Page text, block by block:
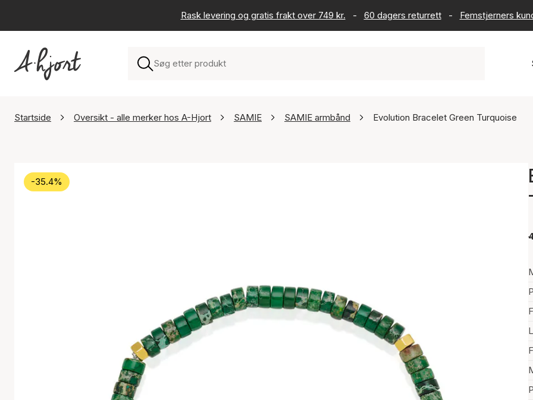
Rask levering og gratis frakt over 749 kr. - 60 dagers returrett - Femstjerners
Startside Oversikt - alle merker hos A-Hjort SAMIE SAMIE armbånd Evolution Bracelet Green Turquoise
-35.4%